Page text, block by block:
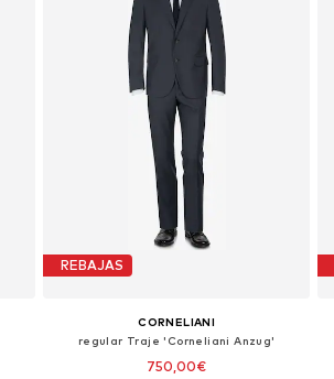
REBAJAS
CORNELIANI
regular Traje 'Corneliani Anzug'
750,00€